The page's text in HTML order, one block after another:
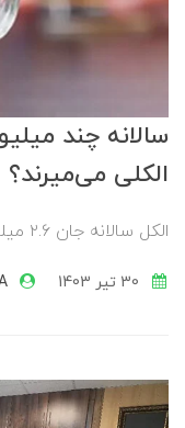
سالانه چند
الکلی می‌میرند؟
الکل سالانه جان ۲.۶ میلیون نفر را در جهان می‌گیرد.